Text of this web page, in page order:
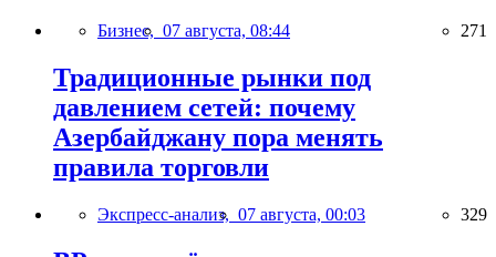
Бизнес, 07 августа, 08:44 271
Традиционные рынки под
давлением сетей: почему
Азербайджану пора менять
правила торговли
Экспресс-анализ, 07 августа, 00:03 329